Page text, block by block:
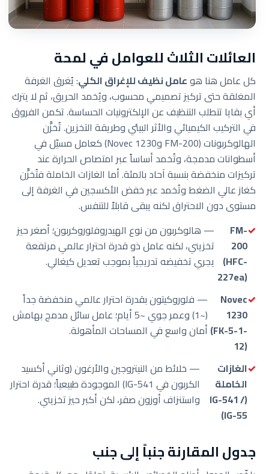
العائلات الثلاث للعوامل في لمحة
كل عامل هنا هوعامل نظيف للإغراق الكلي: يُغرق الغرفة
المغلقة حتى تركيز تصميمي محسوب، ويُخمد الحريق، ثم لا يترك
أي بقايا تتطلب التنظيف عن الإلكترونيات الحساسة. تكمن الفروق
في التركيب الكيميائي والأثر البيئي وطريقة التخزين. تُخزَّن
الهالوكربونات (FM-200 وNovec 1230) كعامل مسيّل في
أسطوانات مدمجة، وتُخمد أساساً عبر امتصاص الحرارة عند
تركيزات منخفضة بنسبة آحاد بالمئة. أما الغازات الخاملة فتُخزَّن
كغاز عالي الضغط وتُخمد عبر خفض الأكسجين في الغرفة إلى
مستوى دون الاحتراق لكنه يبقى قابلاً للتنفس.
FM-
200
(HFC-
227ea)
— هالوكربون من نوع الهيدروفلوروكربون؛ أصغر حيز
تخزيني، لكنه عامل ذو قدرة احترار عالمي مرتفعة
يجري تخفيضه تدريجياً بموجب تعديل كيغالي.
Novec
1230
(FK-5-1-
12)
— فلوروكيتون بقدرة احترار عالمي منخفضة جداً
(~1) وعمر جوي ~5 أيام؛ عامل سائل مدمج بهامش
أمان واسع في المساحات المأهولة.
الغازات
الخاملة
(IG-541 /
IG-55)
— خلائط من النيتروجين والأرغون (وثاني أكسيد
الكربون في IG-541) الموجودة طبيعياً؛ قدرة احترار
واستنزاف أوزون صفر، لكن أكبر حيز تخزيني.
جدول المقارنة جنباً إلى جنب